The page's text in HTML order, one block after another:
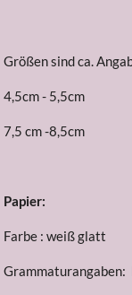
Größen sind ca.
4,5cm - 5,5cm
7,5 cm -8,5cm
Papier:
Farbe : weiß glatt